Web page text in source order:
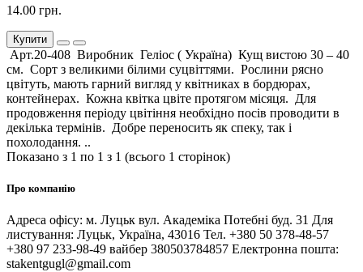
14.00 грн.
Купити
Арт.20-408 Виробник Геліос ( Україна) Кущ вистою 30 – 40
см. Сорт з великими білими суцвіттями. Рослини рясно
цвітуть, мають гарний вигляд у квітниках в бордюрах,
контейнерах. Кожна квітка цвіте протягом місяця. Для
продовження періоду цвітіння необхідно посів проводити в
декілька термінів. Добре переносить як спеку, так і
похолодання. ..
Показано з 1 по 1 з 1 (всього 1 сторінок)
Про компанію
Адреса офісу: м. Луцьк вул. Академіка Потебні буд. 31 Для
листування: Луцьк, Україна, 43016 Тел. +380 50 378-48-57
+380 97 233-98-49 вайбер 380503784857 Електронна пошта:
stakentgugl@gmail.com